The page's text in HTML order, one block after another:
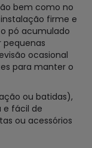
bem como no
firme e
pó acumulado
pequenas
ocasional
para manter o
ou batidas),
e fácil de
ou acessórios